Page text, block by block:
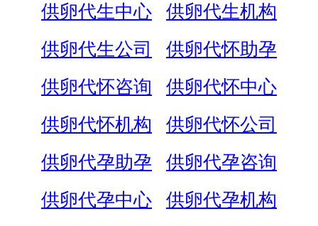
供卵代生中心
供卵代生机构
供卵代生公司
供卵代怀助孕
供卵代怀咨询
供卵代怀中心
供卵代怀机构
供卵代怀公司
供卵代孕助孕
供卵代孕咨询
供卵代孕中心
供卵代孕机构